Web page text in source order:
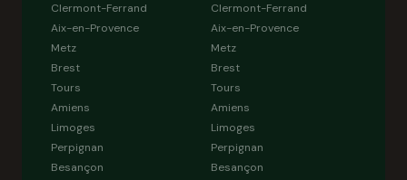
Clermont-Ferrand
Aix-en-Provence
Metz
Brest
Tours
Amiens
Limoges
Perpignan
Besançon
Clermont-Ferrand
Aix-en-Provence
Metz
Brest
Tours
Amiens
Limoges
Perpignan
Besançon